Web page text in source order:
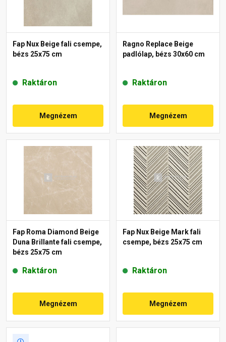
Fap Nux Beige fali csempe,
bézs 25x75 cm
Raktáron
Megnézem
Ragno Replace Beige
padlólap, bézs 30x60 cm
Raktáron
Megnézem
Fap Roma Diamond Beige
Duna Brillante fali csempe,
bézs 25x75 cm
Raktáron
Megnézem
Fap Nux Beige Mark fali
csempe, bézs 25x75 cm
Raktáron
Megnézem